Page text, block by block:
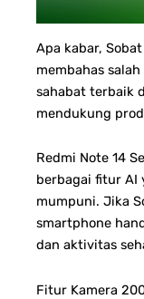
Apa kabar,
membahas
sahabat terbaik
mendukung
Redmi Note 14
berbagai fitur AI
mumpuni. Jika
smartphone
dan aktivitas
Fitur Kamera